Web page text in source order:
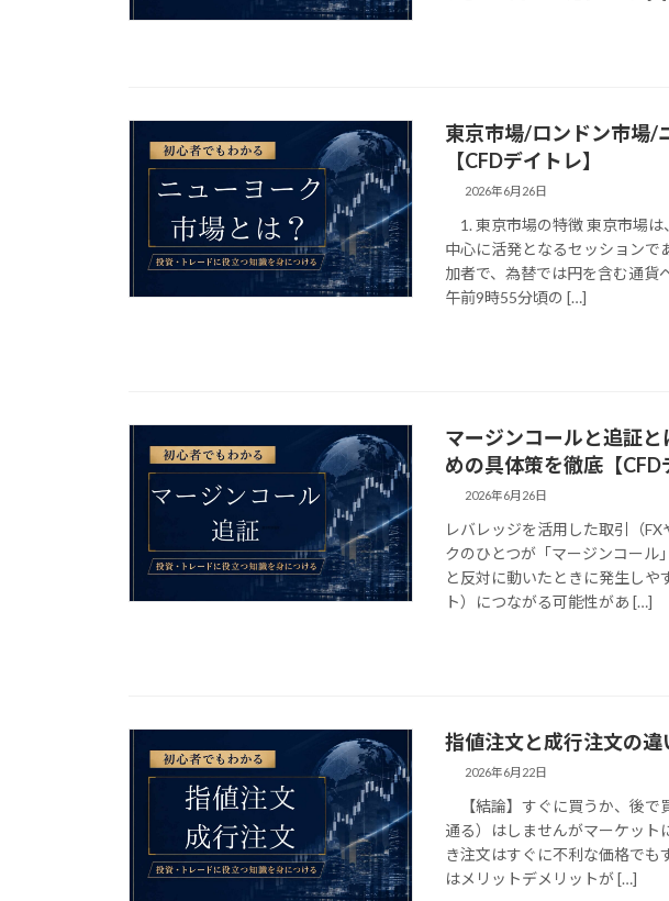
東京市場/ロンドン市場/
【CFDデイトレ】
2026年6月26日
1. 東京市場の特徴 東京市場は
中心に活発となるセッションで
加者で、為替では円を含む通貨
午前9時55分頃の […]
マージンコールと追証
めの具体策を徹底【CFD
2026年6月26日
レバレッジを活用した取引（
クのひとつが「マージンコール
と反対に動いたときに発生しや
ト）につながる可能性があ […]
指値注文と成行注文の違
2026年6月22日
【結論】すぐに買うか、後で
通る）はしませんがマーケット
き注文はすぐに不利な価格でも
はメリットデメリットが […]